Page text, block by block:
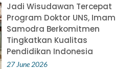
Jadi Wisudawan Tercepat
Program Doktor UNS, Imam
Samodra Berkomitmen
Tingkatkan Kualitas
Pendidikan Indonesia
27 June 2026